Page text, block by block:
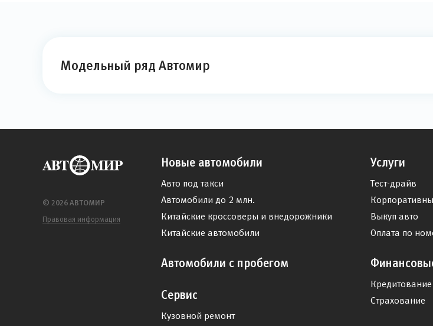
Модельный ряд Автомир
© 2026 АВТОМИР
Правовая информация
Новые автомобили
Авто под такси
Автомобили до 2 млн.
Китайские кроссоверы и внедорожники
Китайские автомобили
Автомобили с пробегом
Сервис
Кузовной ремонт
Услуги
Тест-драйв
Выкуп авто
Оплата по
Кредитование
Страхование